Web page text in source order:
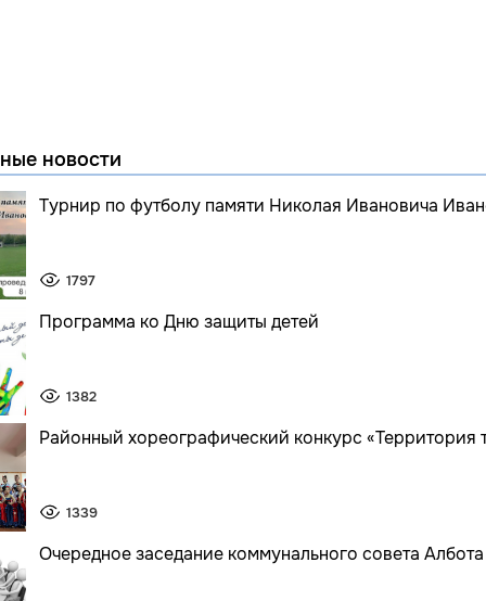
новости
Турнир по футболу памяти Николая Ивановича
1797
Программа ко Дню защиты детей
1382
Районный хореографический конкурс «Территория
1339
Очередное заседание коммунального совета